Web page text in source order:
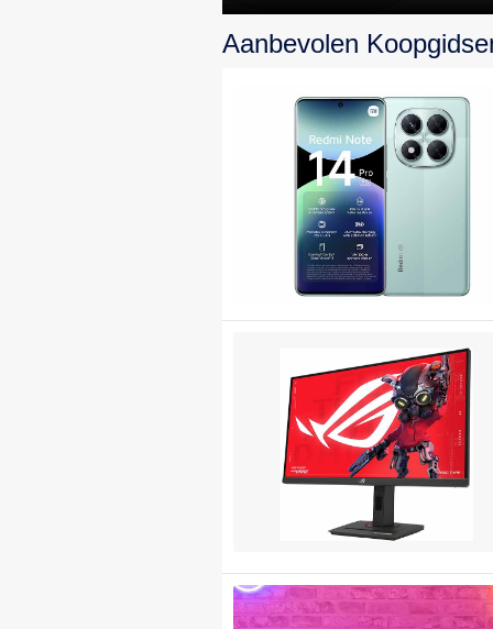
topprestaties en
design
Aanbevolen